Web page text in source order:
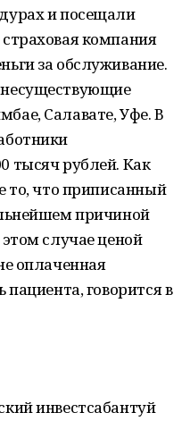
и посещали
компания
за обслуживание.
Салавате, Уфе. В
тысяч рублей. Как
то, что приписанный
причиной
случае ценой
оплаченная
говорится в
инвестсабантуй